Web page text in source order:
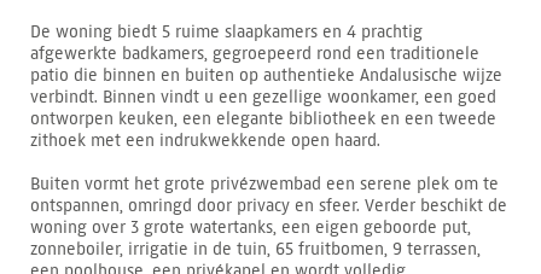
De woning biedt 5 ruime slaapkamers en 4 prachtig
afgewerkte badkamers, gegroepeerd rond een traditionele
patio die binnen en buiten op authentieke Andalusische wijze
verbindt. Binnen vindt u een gezellige woonkamer, een goed
ontworpen keuken, een elegante bibliotheek en een tweede
zithoek met een indrukwekkende open haard.
Buiten vormt het grote privézwembad een serene plek om te
ontspannen, omringd door privacy en sfeer. Verder beschikt de
woning over 3 grote watertanks, een eigen geboorde put,
zonneboiler, irrigatie in de tuin, 65 fruitbomen, 9 terrassen,